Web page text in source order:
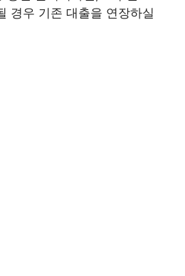
경우 기존 대출을 연장하실